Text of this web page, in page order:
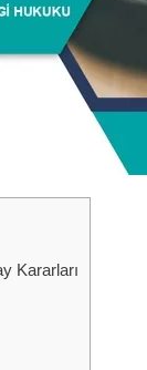
Kararları